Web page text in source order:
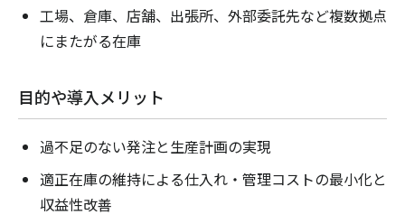
工場、倉庫、店舗、出張所、外部委託先など複数拠点
にまたがる在庫
目的や導入メリット
過不足のない発注と生産計画の実現
適正在庫の維持による仕入れ・管理コストの最小化と
収益性改善